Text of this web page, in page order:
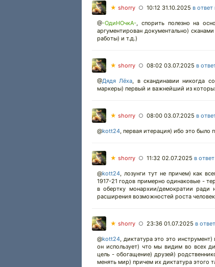
★ shorry ○ 10:12 31.10.2025 в ответ
@-ОдиНОчкА-
спорить полезно на
аргументирован документально)
работы) и т.д.)
★ shorry ○ 08:02 03.07.2025 в
@Дядя Лёха
в скандинавии никогда
маркеры) первый и важнейший из
★ shorry ○ 08:00 03.07.2025 в
@kott24 первая итерация) ибо это было
★ shorry ○ 11:32 02.07.2025 в
@kott24
лозунги тут не причем) как
1917-21 годов примерно одинаковые -
в обертку монархии/демократии ради
расширения возможностей роста
★ shorry ○ 23:36 01.07.2025 в
@kott24 диктатура это это
он использует) что мы видим во всех
цель - обогащение) друзей)
менять мир) причем их диктатура этого